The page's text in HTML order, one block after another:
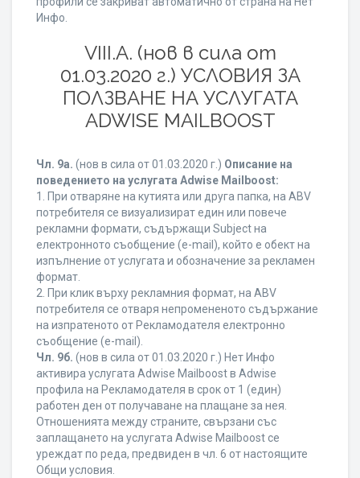
Инфо.
VIII.A. (нов в сила от
01.03.2020 г.) УСЛОВИЯ ЗА
ПОЛЗВАНЕ НА УСЛУГАТА
ADWISE MAILBOOST
Чл. 9а. (нов в сила от 01.03.2020 г.) Описание на
поведението на услугата Adwise Mailboost:
1. При отваряне на кутията или друга папка, на ABV
потребителя се визуализират един или повече
рекламни формати, съдържащи Subject на
електронното съобщение (e-mail), който е обект на
изпълнение от услугата и обозначение за рекламен
формат.
2. При клик върху рекламния формат, на ABV
потребителя се отваря непромененото съдържание
на изпратеното от Рекламодателя електронно
съобщение (e-mail).
Чл. 9б. (нов в сила от 01.03.2020 г.) Нет Инфо
активира услугата Adwise Mailboost в Adwise
профила на Рекламодателя в срок от 1 (един)
работен ден от получаване на плащане за нея.
Отношенията между страните, свързани със
заплащането на услугата Adwise Mailboost се
уреждат по реда, предвиден в чл. 6 от настоящите
Общи условия.